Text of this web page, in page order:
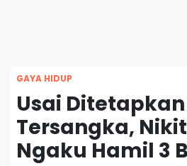
GAYA HIDUP
Usai Ditetapkan
Tersangka,
Ngaku Hamil 3